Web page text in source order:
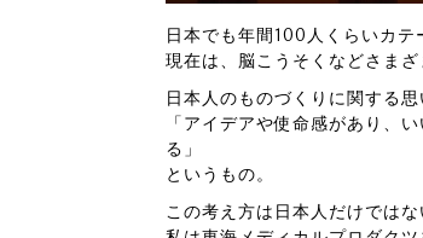
日本でも年間100人くらいカテ
現在は、脳こうそくなどさま
日本人のものづくりに関する思
「アイデアや使命感があり、
る」
というもの。
この考え方は日本人だけでは